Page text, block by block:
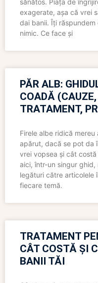
sănătos. Piața de
exagerate, așa că vrei
dai banii. Îți
nimic. Ce face și
PĂR ALB:
COADĂ
TRATAMENT,
Firele albe ridică
apărut, dacă se pot da
vrei vopsea și cât
aici, într-un singur
legături către articolele
fiecare temă.
TRATAMENT
CÂT COSTĂ ȘI
BANII TĂI